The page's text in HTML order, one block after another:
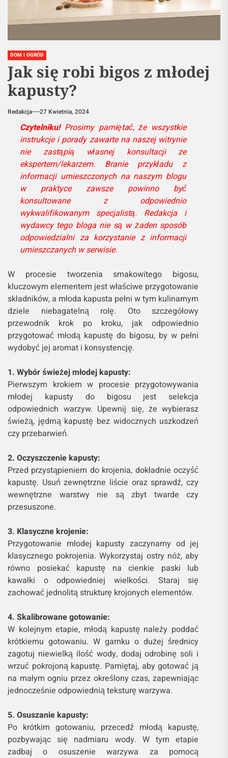
DOM I OGRÓD
Jak się robi bigos z młodej
kapusty?
Redakcja 27 Kwietnia, 2024
Czytelniku!Prosimy pamiętać, że wszystkie
instrukcje i porady zawarte na naszej witrynie
nie zastąpią własnej konsultacji ze
ekspertem/lekarzem. Branie przykładu z
informacji umieszczonych na naszym blogu
w praktyce zawsze powinno być
konsultowane z odpowiednio
wykwalifikowanym specjalistą. Redakcja i
wydawcy tego bloga nie są w żaden sposób
odpowiedzialni za korzystanie z informacji
umieszczanych w serwisie.
W procesie tworzenia smakowitego bigosu,
kluczowym elementem jest właściwe przygotowanie
składników, a młoda kapusta pełni w tym kulinarnym
dziele niebagatelną rolę. Oto szczegółowy
przewodnik krok po kroku, jak odpowiednio
przygotować młodą kapustę do bigosu, by w pełni
wydobyć jej aromat i konsystencję.
1. Wybór świeżej młodej kapusty:
Pierwszym krokiem w procesie przygotowywania
młodej kapusty do bigosu jest selekcja
odpowiednich warzyw. Upewnij się, że wybierasz
świeżą, jędrną kapustę bez widocznych uszkodzeń
czy przebarwień.
2. Oczyszczenie kapusty:
Przed przystąpieniem do krojenia, dokładnie oczyść
kapustę. Usuń zewnętrzne liście oraz sprawdź, czy
wewnętrzne warstwy nie są zbyt twarde czy
przesuszone.
3. Klasyczne krojenie:
Przygotowanie młodej kapusty zaczynamy od jej
klasycznego pokrojenia. Wykorzystaj ostry nóż, aby
równo posiekać kapustę na cienkie paski lub
kawałki o odpowiedniej wielkości. Staraj się
zachować jednolitą strukturę krojonych elementów.
4. Skalibrowane gotowanie:
W kolejnym etapie, młodą kapustę należy poddać
krótkiemu gotowaniu. W garnku o dużej średnicy
zagotuj niewielką ilość wody, dodaj odrobinę soli i
wrzuć pokrojoną kapustę. Pamiętaj, aby gotować ją
na małym ogniu przez określony czas, zapewniając
jednocześnie odpowiednią teksturę warzywa.
5. Osuszanie kapusty:
Po krótkim gotowaniu, przecedź młodą kapustę,
pozbywając się nadmiaru wody. W tym etapie
zadbaj o osuszenie warzywa za pomocą